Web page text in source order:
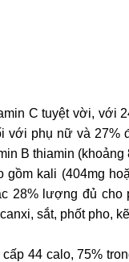
C tuyệt vời, với
với phụ nữ và 27%
B thiamin (khoảng
kali (404mg
28% lượng đủ
sắt, phốt pho,
44 calo, 75%